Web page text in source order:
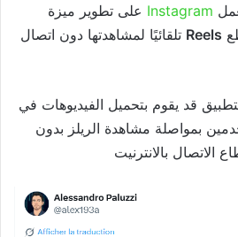
Instagram على تطوير ميزة
Reels تلقائيًا لمشاهدتها دون اتصال
قد يقوم بتحميل الفيديوهات في
بمواصلة مشاهدة الريلز بدون
الاتصال بالانترنيت